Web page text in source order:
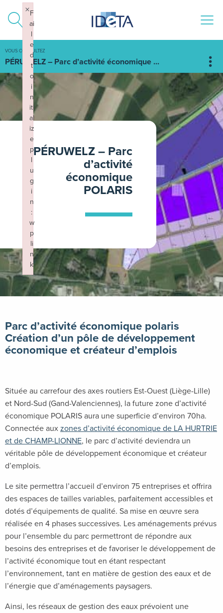
VOUS CONSULTEZ
PÉRUWELZ – Parc d’activité économique ...
PÉRUWELZ – Parc
d’activité
économique
POLARIS
Parc d’activité économique polaris
Création d’un pôle de développement
économique et créateur d’emplois
Située au carrefour des axes routiers Est-Ouest (Liège-Lille)
et Nord-Sud (Gand-Valenciennes), la future zone d’activité
économique POLARIS aura une superficie d’environ 70ha.
Connectée auxzones d’activité économique de LA HURTRIE
et de CHAMP-LIONNE, le parc d’activité deviendra un
véritable pôle de développement économique et créateur
d’emplois.
Le site permettra l’accueil d’environ 75 entreprises et offrira
des espaces de tailles variables, parfaitement accessibles et
dotés d’équipements de qualité. Sa mise en œuvre sera
réalisée en 4 phases successives. Les aménagements prévus
pour l’ensemble du parc permettront de répondre aux
besoins des entreprises et de favoriser le développement de
l’activité économique tout en étant respectant
l’environnement, tant en matière de gestion des eaux et de
l’énergie que d’aménagements paysagers.
Ainsi, les réseaux de gestion des eaux prévoient une
F
ai
l
e
d
t
o
i
n
iti
al
iz
e
p
l
u
g
i
n
:
w
p
li
n
k
×
Failed to initialize plugin: wplink